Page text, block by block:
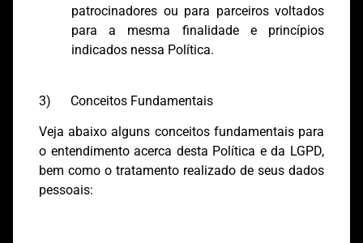
patrocinadores ou para parceiros voltados
para a mesma finalidade e princípios
indicados nessa Política.
3) Conceitos Fundamentais
Veja abaixo alguns conceitos fundamentais para
o entendimento acerca desta Política e da LGPD,
bem como o tratamento realizado de seus dados
pessoais: